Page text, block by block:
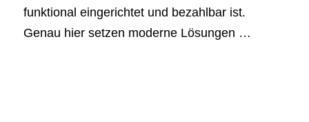
funktional eingerichtet und bezahlbar ist.
Genau hier setzen moderne Lösungen …